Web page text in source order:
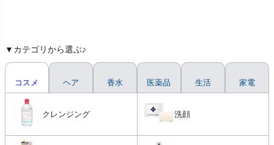
▼カテゴリから選ぶ♪
コスメ
クレンジング 洗顔
ヘア 香水 医薬品 生活 家電